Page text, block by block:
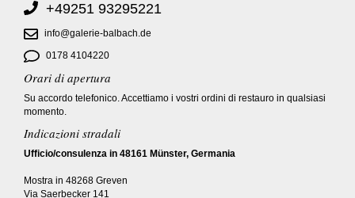
+49251 93295221
info@galerie-balbach.de
0178 4104220
Orari di apertura
Su accordo telefonico. Accettiamo i vostri ordini di restauro in qualsiasi
momento.
Indicazioni stradali
Ufficio/consulenza in 48161 Münster, Germania
Mostra in 48268 Greven
Via Saerbecker 141